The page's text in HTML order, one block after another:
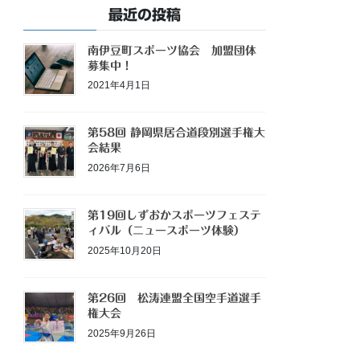
最近の投稿
南伊豆町スポーツ協会 加盟団体
募集中！
2021年4月1日
第58回 静岡県居合道段別選手権大
会結果
2026年7月6日
第19回しずおかスポーツフェステ
ィバル（ニュースポーツ体験）
2025年10月20日
第26回 松涛連盟全国空手道選手
権大会
2025年9月26日